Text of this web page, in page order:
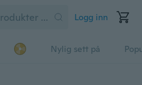
Logg inn
Nylig sett på